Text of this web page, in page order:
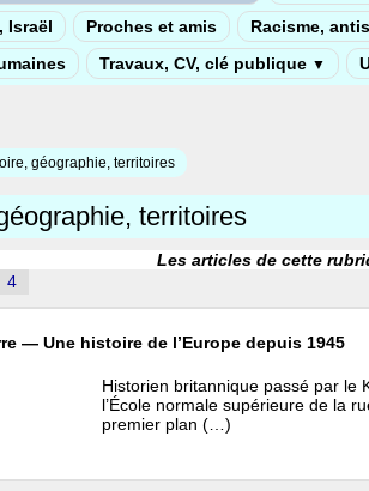
Israël Proches et amis Racisme,
Travaux, CV, clé publique ▼
géographie, territoires
territoires
Les articles de cette
4
— Une histoire de l’Europe depuis 1945
Historien britannique passé par le
l’École normale supérieure de la
premier plan (…)